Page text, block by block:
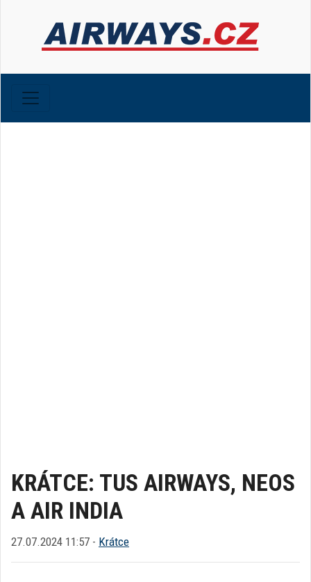
KRÁTCE: TUS AIRWAYS, NEOS
A AIR INDIA
27.07.2024 11:57 - Krátce